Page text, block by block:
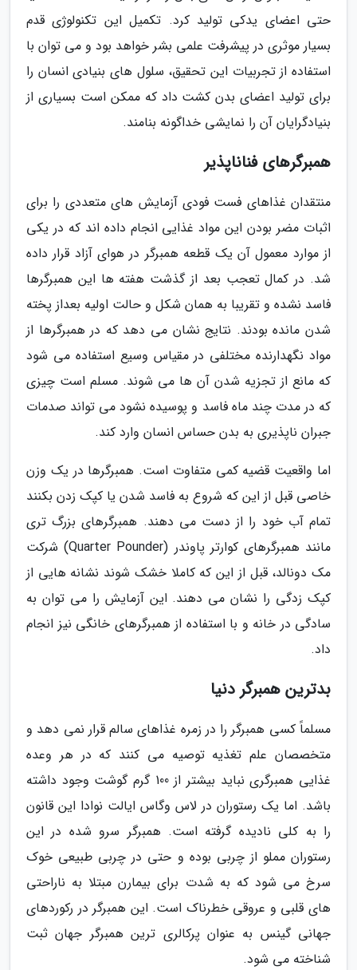
حتی اعضای یدکی تولید کرد. تکمیل این تکنولوژی قدم
بسیار موثری در پیشرفت علمی بشر خواهد بود و می توان با
استفاده از تجربیات این تحقیق، سلول های بنیادی انسان را
برای تولید اعضای بدن کشت داد که ممکن است بسیاری از
بنیادگرایان آن را نمایشی خداگونه بنامند.
همبرگرهای فناناپذیر
منتقدان غذاهای فست فودی آزمایش های متعددی را برای
اثبات مضر بودن این مواد غذایی انجام داده اند که در یکی
از موارد معمول آن یک قطعه همبرگر در هوای آزاد قرار داده
شد. در کمال تعجب بعد از گذشت هفته ها این همبرگرها
فاسد نشده و تقریبا به همان شکل و حالت اولیه بعداز پخته
شدن مانده بودند. نتایج نشان می دهد که در همبرگرها از
مواد نگهدارنده مختلفی در مقیاس وسیع استفاده می شود
که مانع از تجزیه شدن آن ها می شوند. مسلم است چیزی
که در مدت چند ماه فاسد و پوسیده نشود می تواند صدمات
جبران ناپذیری به بدن حساس انسان وارد کند.
اما واقعیت قضیه کمی متفاوت است. همبرگرها در یک وزن
خاصی قبل از این که شروع به فاسد شدن یا کپک زدن بکنند
تمام آب خود را از دست می دهند. همبرگرهای بزرگ تری
مانند همبرگرهای کوارتر پاوندر (Quarter Pounder) شرکت
مک دونالد، قبل از این که کاملا خشک شوند نشانه هایی از
کپک زدگی را نشان می دهند. این آزمایش را می توان به
سادگی در خانه و با استفاده از همبرگرهای خانگی نیز انجام
داد.
بدترین همبرگر دنیا
مسلماً کسی همبرگر را در زمره غذاهای سالم قرار نمی دهد و
متخصصان علم تغذیه توصیه می کنند که در هر وعده
غذایی همبرگری نباید بیشتر از 100 گرم گوشت وجود داشته
باشد. اما یک رستوران در لاس وگاس ایالت نوادا این قانون
را به کلی نادیده گرفته است. همبرگر سرو شده در این
رستوران مملو از چربی بوده و حتی در چربی طبیعی خوک
سرخ می شود که به شدت برای بیمارن مبتلا به ناراحتی
های قلبی و عروقی خطرناک است. این همبرگر در رکوردهای
جهانی گینس به عنوان پرکالری ترین همبرگر جهان ثبت
شناخته می شود.